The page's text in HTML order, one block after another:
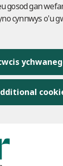
gosod gan
cynnwys o'u